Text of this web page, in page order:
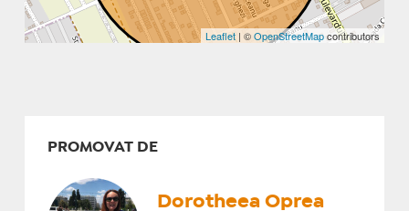
Leaflet | ©OpenStreetMapcontributors
PROMOVAT DE
Dorotheea Oprea